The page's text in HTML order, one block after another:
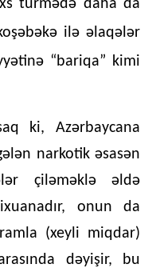
türmədə daha da
ilə əlaqələr
“bariqa” kimi
ki, Azərbaycana
narkotik əsasən
çiləməklə əldə
onun da
(xeyli miqdar)
dəyişir, bu